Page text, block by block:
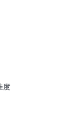
度